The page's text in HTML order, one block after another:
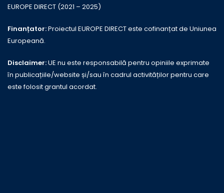
EUROPE DIRECT (2021 – 2025)
Finanțator:Proiectul EUROPE DIRECT este cofinanțat de Uniunea
Europeană.
Disclaimer:UE nu este responsabilă pentru opiniile exprimate
în publicațiile/website și/sau în cadrul activităților pentru care
este folosit grantul acordat.